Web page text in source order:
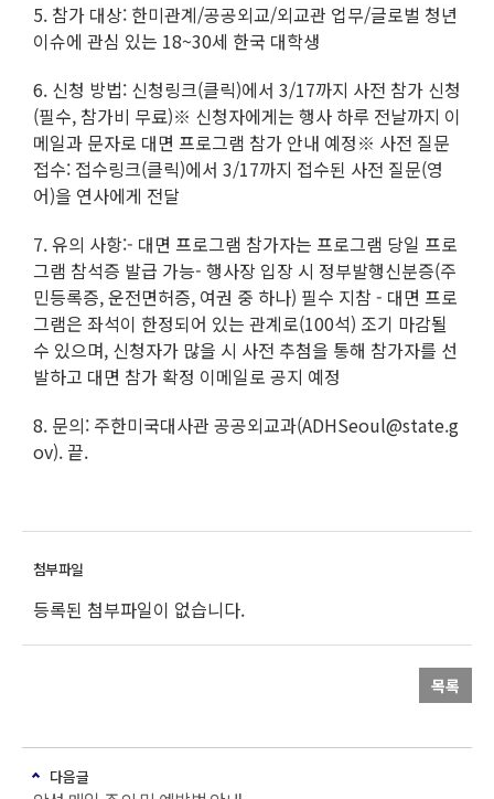
5. 참가 대상: 한미관계/공공외교/외교관 업무/글로벌 청년
이슈에 관심 있는 18~30세 한국 대학생
6. 신청 방법: 신청링크(클릭)에서 3/17까지 사전 참가 신청
(필수, 참가비 무료)※ 신청자에게는 행사 하루 전날까지 이
메일과 문자로 대면 프로그램 참가 안내 예정※ 사전 질문
접수: 접수링크(클릭)에서 3/17까지 접수된 사전 질문(영
어)을 연사에게 전달
7. 유의 사항:- 대면 프로그램 참가자는 프로그램 당일 프로
그램 참석증 발급 가능- 행사장 입장 시 정부발행신분증(주
민등록증, 운전면허증, 여권 중 하나) 필수 지참 - 대면 프로
그램은 좌석이 한정되어 있는 관계로(100석) 조기 마감될
수 있으며, 신청자가 많을 시 사전 추첨을 통해 참가자를 선
발하고 대면 참가 확정 이메일로 공지 예정
8. 문의: 주한미국대사관 공공외교과(ADHSeoul@state.g
ov). 끝.
등록된 첨부파일이 없습니다.
목록
다음글